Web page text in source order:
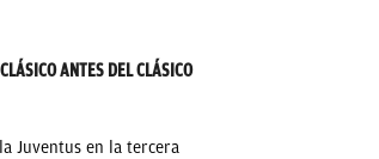
ANTES DEL CLÁSICO
Juventus en la tercera